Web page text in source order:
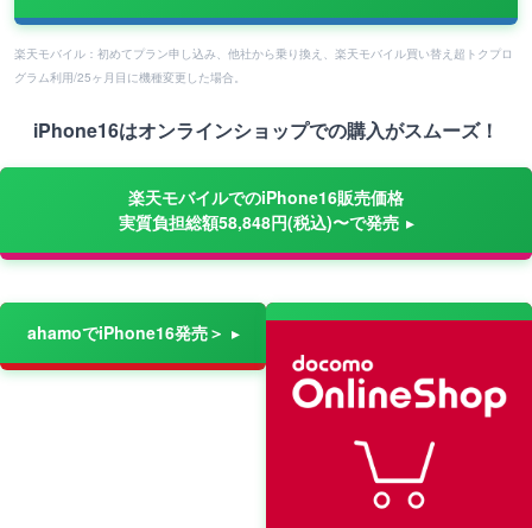
楽天モバイル：初めてプラン申し込み、他社から乗り換え、楽天モバイル買い替え超トクプロ
グラム利用/25ヶ月目に機種変更した場合。
iPhone16はオンラインショップでの購入がスムーズ！
楽天モバイルでのiPhone16販売価格
実質負担総額58,848円(税込)〜で発売
ahamoでiPhone16発売＞